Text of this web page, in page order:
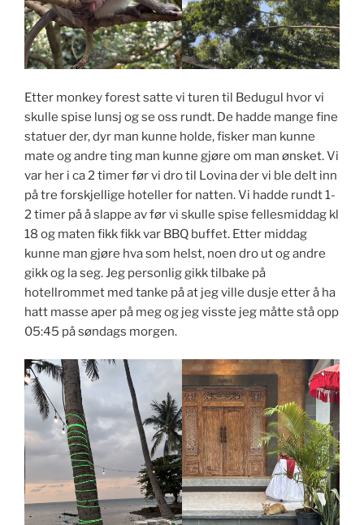
Etter monkey forest satte vi turen til Bedugul hvor vi
skulle spise lunsj og se oss rundt. De hadde mange fine
statuer der, dyr man kunne holde, fisker man kunne
mate og andre ting man kunne gjøre om man ønsket. Vi
var her i ca 2 timer før vi dro til Lovina der vi ble delt inn
på tre forskjellige hoteller for natten. Vi hadde rundt 1-
2 timer på å slappe av før vi skulle spise fellesmiddag kl
18 og maten fikk fikk var BBQ buffet. Etter middag
kunne man gjøre hva som helst, noen dro ut og andre
gikk og la seg. Jeg personlig gikk tilbake på
hotellrommet med tanke på at jeg ville dusje etter å ha
hatt masse aper på meg og jeg visste jeg måtte stå opp
05:45 på søndags morgen.